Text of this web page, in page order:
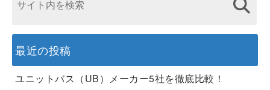
最近の投稿
ユニットバス（UB）メーカー5社を徹底比較！